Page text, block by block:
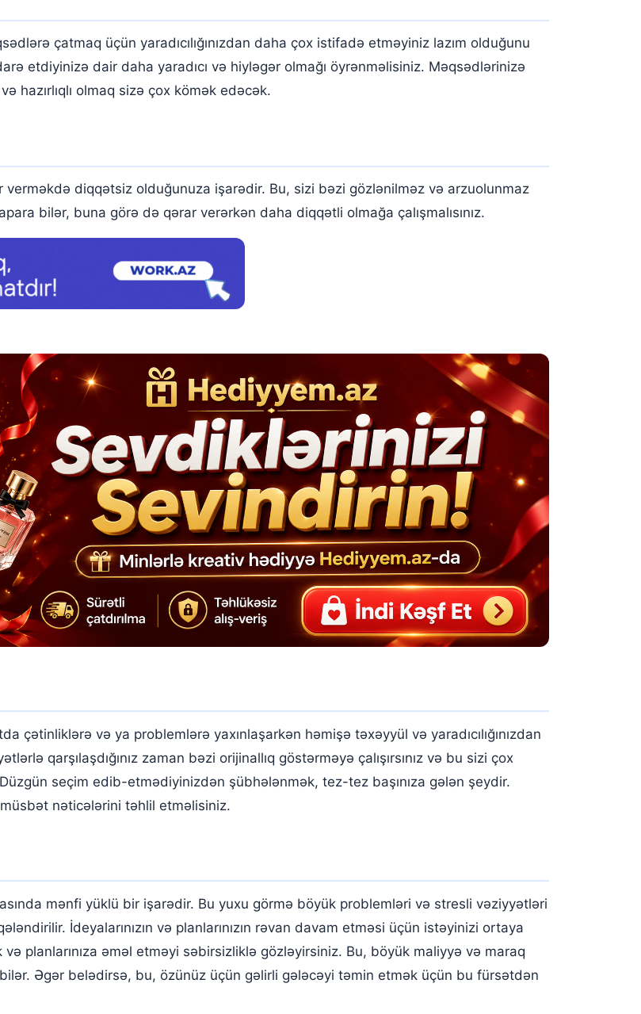
çatmaq üçün yaradıcılığınızdan daha çox istifadə etməyiniz lazım olduğunu
etdiyinizə dair daha yaradıcı və hiyləgər olmağı öyrənməlisiniz. Məqsədlərinizə
hazırlıqlı olmaq sizə çox kömək edəcək.
verməkdə diqqətsiz olduğunuza işarədir. Bu, sizi bəzi gözlənilməz və arzuolunmaz
bilər, buna görə də qərar verərkən daha diqqətli olmağa çalışmalısınız.
çətinliklərə və ya problemlərə yaxınlaşarkən həmişə təxəyyül və yaradıcılığınızdan
qarşılaşdığınız zaman bəzi orijinallıq göstərməyə çalışırsınız və bu sizi çox
seçim edib-etmədiyinizdən şübhələnmək, tez-tez başınıza gələn şeydir.
nəticələrini təhlil etməlisiniz.
mənfi yüklü bir işarədir. Bu yuxu görmə böyük problemləri və stresli vəziyyətləri
İdeyalarınızın və planlarınızın rəvan davam etməsi üçün istəyinizi ortaya
planlarınıza əməl etməyi səbirsizliklə gözləyirsiniz. Bu, böyük maliyyə və maraq
Əgər belədirsə, bu, özünüz üçün gəlirli gələcəyi təmin etmək üçün bu fürsətdən